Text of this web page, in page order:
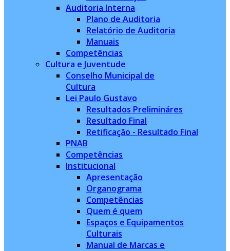
Auditoria Interna
Plano de Auditoria
Relatório de Auditoria
Manuais
Competências
Cultura e Juventude
Conselho Municipal de
Cultura
Lei Paulo Gustavo
Resultados Prelimináres
Resultado Final
Retificação - Resultado Final
PNAB
Competências
Institucional
Apresentação
Organograma
Competências
Quem é quem
Espaços e Equipamentos
Culturais
Manual de Marcas e